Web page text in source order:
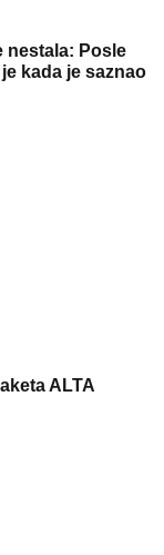
nestala: Posle
kada je saznao
ALTA